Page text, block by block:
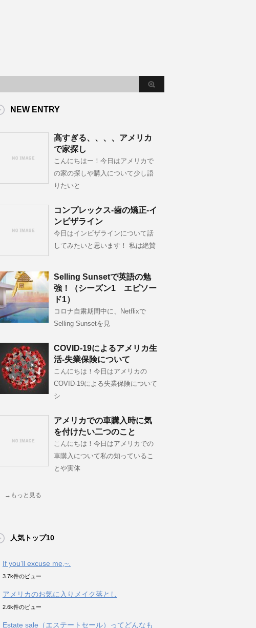
NEW ENTRY
高すぎる、、、、アメリカ
で家探し
こんにちはー！今日はアメリカで
の家の探しや購入について少し語
りたいと
コンプレックス-歯の矯正-イ
ンビザライン
今日はインビザラインについて話
してみたいと思います！ 私は絶賛
Selling Sunsetで英語の勉
強！（シーズン1 エピソー
ド1）
コロナ自粛期間中に、Netflixで
Selling Sunsetを見
COVID-19によるアメリカ生
活-失業保険について
こんにちは！今日はアメリカの
COVID-19による失業保険について
シ
アメリカでの車購入時に気
を付けたい二つのこと
こんにちは！今日はアメリカでの
車購入について私の知っているこ
とや実体
→もっと見る
人気トップ10
If you’ll excuse me,~.
3.7k件のビュー
アメリカのお気に入りメイク落とし
2.6k件のビュー
Estate sale（エステートセール）ってどんなも